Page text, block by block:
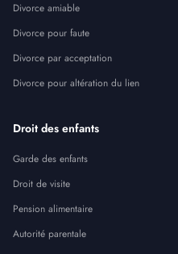
Divorce amiable
Divorce pour faute
Divorce par acceptation
Divorce pour altération du lien
Droit des enfants
Garde des enfants
Droit de visite
Pension alimentaire
Autorité parentale